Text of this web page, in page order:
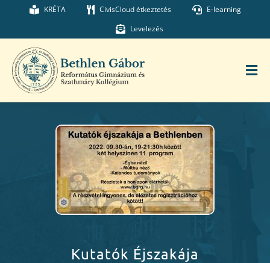
Kihagyás KRÉTA CivisCloud étkeztetés
E-learning
Levelezés
Munkatársaink
Kutatók Éjszakája